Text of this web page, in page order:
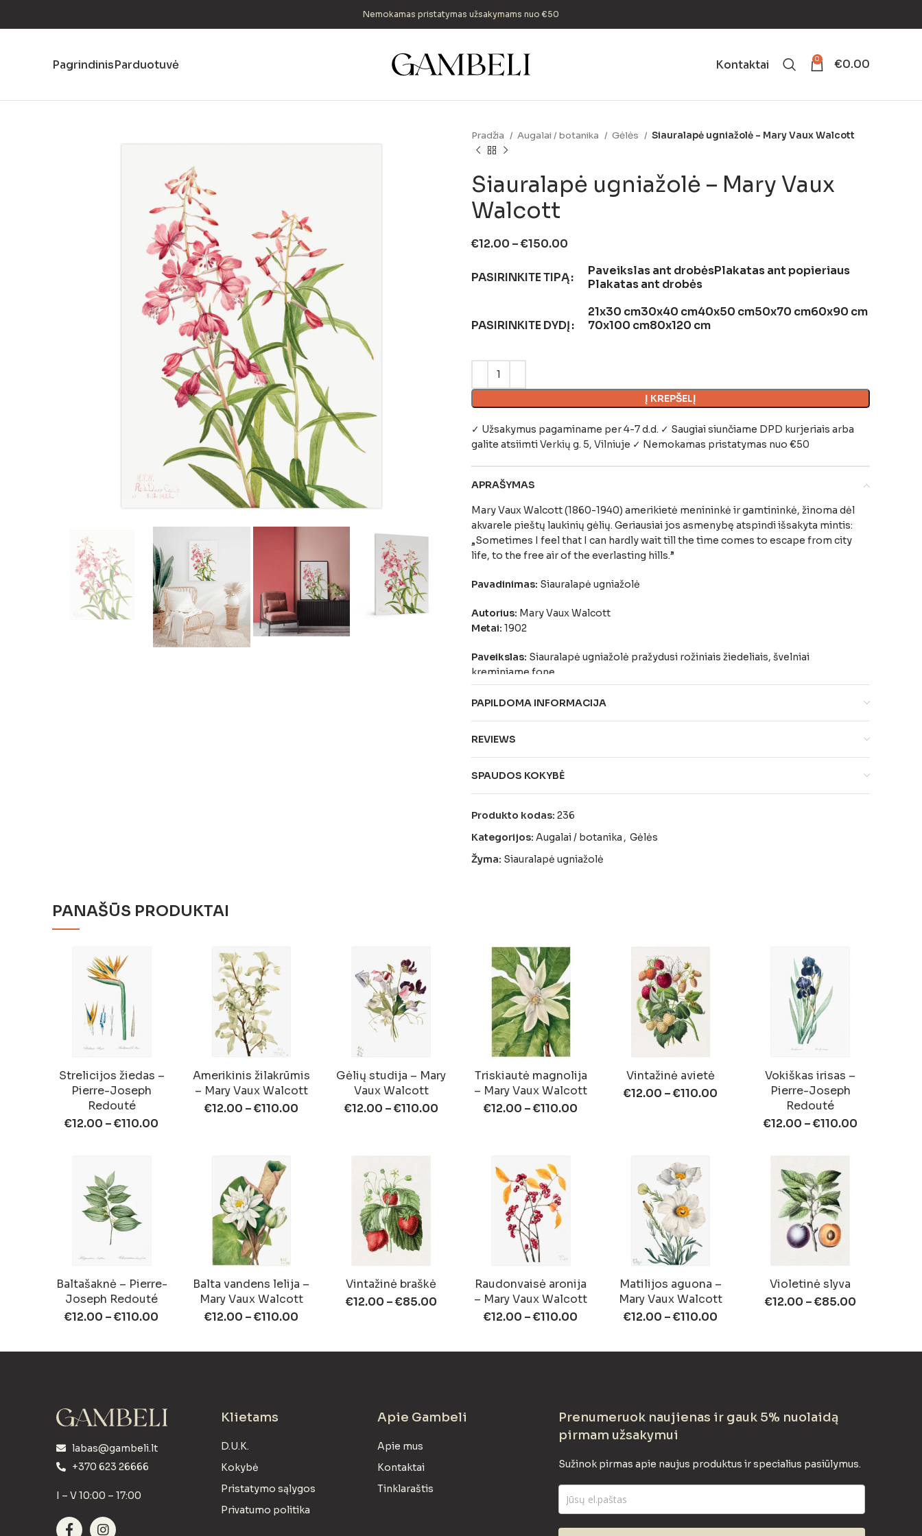
Nemokamas pristatymas užsakymams nuo €50
PagrindinisParduotuvė Kontaktai 0 €0.00
Pradžia Augalai / botanika Gėlės Siauralapė ugniažolė – Mary Vaux Walcott
Siauralapė ugniažolė – Mary Vaux
Walcott
€12.00 –€150.00
PASIRINKITE TIPĄ Paveikslas ant drobėsPlakatas ant popieriaus
Plakatas ant drobės
PASIRINKITE DYDĮ
21x30 cm30x40 cm40x50 cm50x70 cm60x90 cm
70x100 cm80x120 cm
Į KREPŠELĮ
✓ Užsakymus pagaminame per 4-7 d.d. ✓ Saugiai siunčiame DPD kurjeriais arba
galite atsiimtiVerkių g. 5, Vilniuje ✓ Nemokamas pristatymas nuo €50
APRAŠYMAS
Mary Vaux Walcott (1860-1940) amerikietė menininkė ir gamtininkė, žinoma dėl
akvarele pieštų laukinių gėlių. Geriausiai jos asmenybę atspindi išsakyta mintis:
„Sometimes I feel that I can hardly wait till the time comes to escape from city
life, to the free air of the everlasting hills.”
Pavadinimas: Siauralapė ugniažolė
Autorius: Mary Vaux Walcott
Metai: 1902
Paveikslas: Siauralapė ugniažolė pražydusi rožiniais žiedeliais, švelniai
kreminiame fone.
PAPILDOMA INFORMACIJA
REVIEWS
SPAUDOS KOKYBĖ
Produkto kodas: 236
Kategorijos: Augalai / botanika , Gėlės
Žyma: Siauralapė ugniažolė
PANAŠŪS PRODUKTAI
Strelicijos žiedas –
Pierre-Joseph
Redouté
€12.00 –€110.00
Amerikinis žilakrūmis
– Mary Vaux Walcott
€12.00 –€110.00
Gėlių studija – Mary
Vaux Walcott
€12.00 –€110.00
Triskiautė magnolija
– Mary Vaux Walcott
€12.00 –€110.00
Vintažinė avietė
€12.00 –€110.00
Vokiškas irisas –
Pierre-Joseph
Redouté
€12.00 –€110.00
Baltašaknė – Pierre-
Joseph Redouté
€12.00 –€110.00
Balta vandens lelija –
Mary Vaux Walcott
€12.00 –€110.00
Vintažinė braškė
€12.00 –€85.00
Raudonvaisė aronija
– Mary Vaux Walcott
€12.00 –€110.00
Matilijos aguona –
Mary Vaux Walcott
€12.00 –€110.00
Violetinė slyva
€12.00 –€85.00
labas@gambeli.lt
+370 623 26666
I – V 10:00 – 17:00
Klietams
D.U.K.
Kokybė
Pristatymo sąlygos
Privatumo politika
Apie Gambeli
Apie mus
Kontaktai
Tinklaraštis
Prenumeruok naujienas ir gauk 5% nuolaidą
pirmam užsakymui
Sužinok pirmas apie naujus produktus ir specialius pasiūlymus.